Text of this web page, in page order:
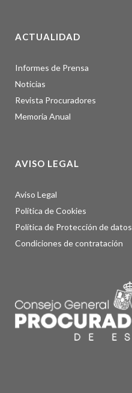
ACTUALIDAD
Informes de Prensa
Noticias
Revista Procuradores
Memoria Anual
AVISO LEGAL
Aviso Legal
Política de Cookies
Política de Protección de datos
Condiciones de contratación